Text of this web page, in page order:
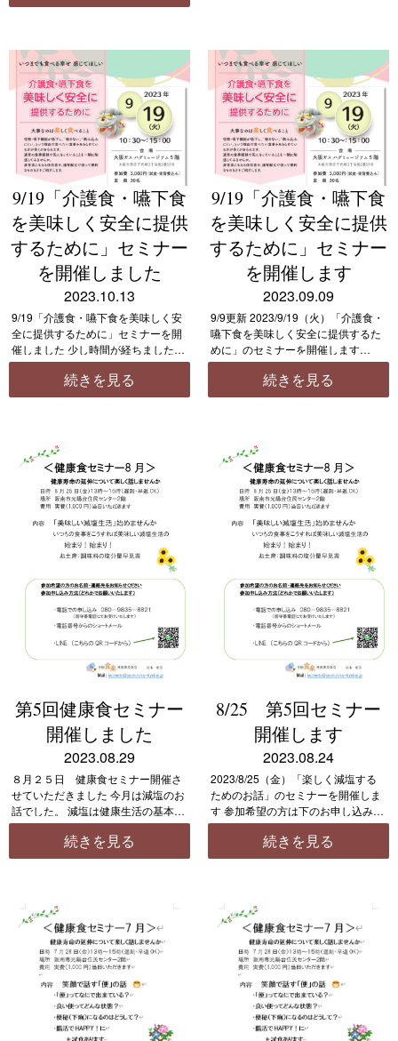
多くのことはできませんが、その御
9/19「介護食・嚥下食
を美味しく安全に提供
するために」セミナー
を開催しました
2023.10.13
9/19「介護食・嚥下食を美味しく安
全に提供するために」セミナーを開
催しました 少し時間が経ちましたが
9月１９日ハグミュージアムでのセ
ミナーの写真を見てください。 とて
もきれいで設備が整っているところ
続きを見る
9/19「介護食・嚥下食
を美味しく安全に提供
するために」セミナー
を開催します
2023.09.09
9/9更新 2023/9/19（火）「介護食・
嚥下食を美味しく安全に提供するた
めに」のセミナーを開催します
・テキスト 事前にダウンロード
もしくは印刷してお持ちください 配
布テキスト https://shokurak […]
続きを見る
第5回健康食セミナー
開催しました
2023.08.29
８月２５日 健康食セミナー開催さ
せていただきました 今月は減塩のお
話でした。 減塩は健康生活の基本で
す。少しの心がけで、楽しく、美味
しく健康生活を送れるようになりま
す。 暑い夏、塩分の補充も大事です
続きを見る
8/25 第5回セミナー
開催します
2023.08.24
2023/8/25（金）「楽しく減塩する
ためのお話」のセミナーを開催しま
す 参加希望の方は下のお申し込み先
より、参加希望日・お名前・連絡先
をお知らせください 初回参加者には
オリジナルファイルをプレゼント！
続きを見る